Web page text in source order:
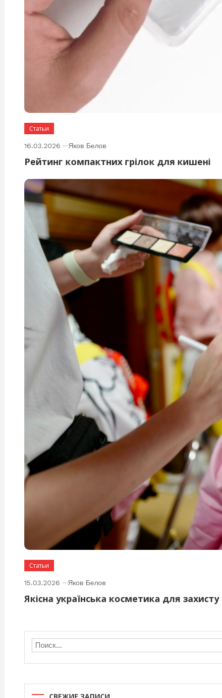
Статьи
16.03.2026 Яков Белов
Рейтинг компактних грілок для кишені
Статьи
15.03.2026 Яков Белов
Якісна українська косметика для